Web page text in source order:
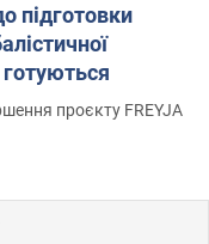
підготовки
проєкту FREYJA